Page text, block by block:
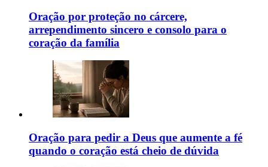
Oração por proteção no cárcere,
arrependimento sincero e consolo para o
coração da família
Oração para pedir a Deus que aumente a fé
quando o coração está cheio de dúvida